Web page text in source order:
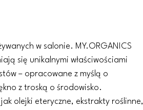
w salonie. MY.ORGANICS
się unikalnymi właściwościami
– opracowane z myślą o
z troską o środowisko.
olejki eteryczne, ekstrakty roślinne,